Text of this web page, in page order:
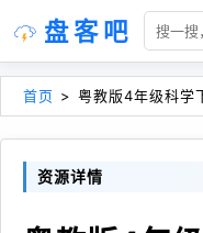
盘客吧
首页 > 粤教版4年级科学
资源详情